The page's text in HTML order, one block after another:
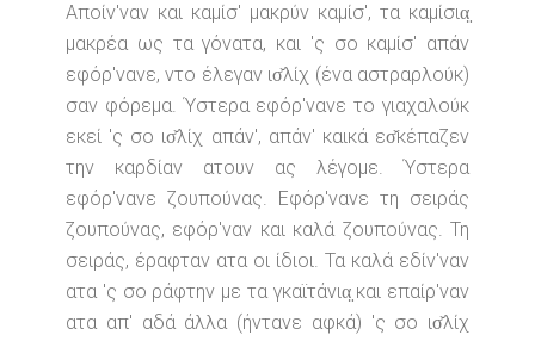
Αποίν'ναν και καμίσ' μακρύν καμίσ', τα καμίσια̤
μακρέα ως τα γόνατα, και 'ς σο καμίσ' απάν
εφόρ'νανε, ντο έλεγαν ισ̌λίχ (ένα αστραρλούκ)
σαν φόρεμα. Ύστερα εφόρ'νανε το γιαχαλούκ
εκεί 'ς σο ισ̌λίχ απάν', απάν' καικά εσ̌κέπαζεν
την καρδίαν ατουν ας λέγομε. Ύστερα
εφόρ'νανε ζουπούνας. Εφόρ'νανε τη σειράς
ζουπούνας, εφόρ'ναν και καλά ζουπούνας. Τη
σειράς, έραφταν ατα οι ίδιοι. Τα καλά εδίν'ναν
ατα 'ς σο ράφτην με τα γκαϊτάνια̤ και επαίρ'ναν
ατα απ' αδά άλλα (ήντανε αφκά) 'ς σο ισ̌λίχ